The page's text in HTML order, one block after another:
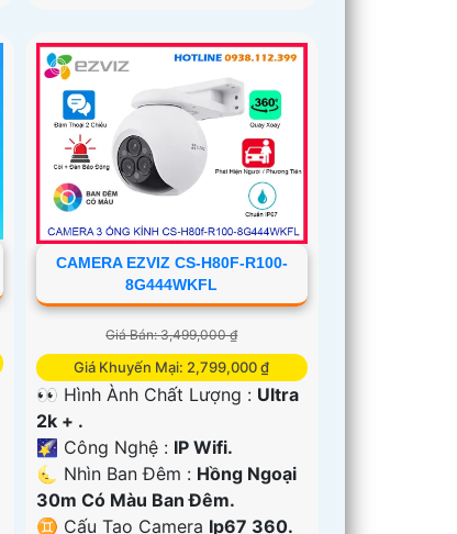
CAMERA EZVIZ CS-H80F-R100-
8G444WKFL
Giá Bán: 3,499,000 ₫
Giá Khuyến Mại: 2,799,000 ₫
👀 Hình Ành Chất Lượng : Ultra
2k + .
🌠 Công Nghệ : IP Wifi.
🌜 Nhìn Ban Đêm : Hồng Ngoại
30m Có Màu Ban Ðêm.
♊ Cấu Tạo Camera Ip67 360.